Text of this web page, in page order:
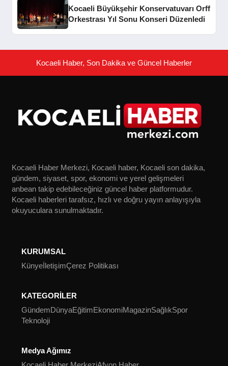
Kocaeli Büyükşehir Konservatuvarı Orff
Orkestrası Yıl Sonu Konseri Düzenledi
Kocaeli Haber, Son Dakika ve Güncel Haberler
Kocaeli Haber Merkezi, Kocaeli haber, Kocaeli son dakika,
gündem, siyaset, spor, ekonomi ve yerel gelişmeleri
anbean takip edebileceğiniz güncel haber platformudur.
Kocaeli haberleri tarafsız, hızlı ve doğru yayın anlayışıyla
okuyuculara sunulmaktadır.
KURUMSAL
KünyeİletişimÇerez Politikası
KATEGORİLER
GündemDünyaEğitimEkonomiMagazinSağlıkSpor
Teknoloji
Medya Ağımız